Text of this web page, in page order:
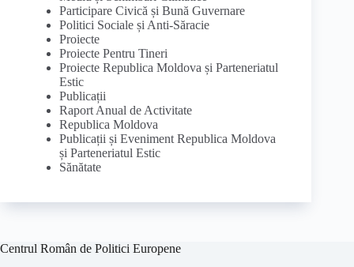
Participare Civică și Bună Guvernare
Politici Sociale și Anti-Săracie
Proiecte
Proiecte Pentru Tineri
Proiecte Republica Moldova și Parteneriatul
Estic
Publicații
Raport Anual de Activitate
Republica Moldova
Publicații și Eveniment Republica Moldova
și Parteneriatul Estic
Sănătate
Centrul Român de Politici Europene